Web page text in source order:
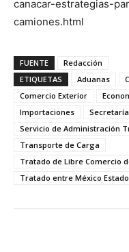
canacar-estrategias-
camiones.html
FUENTE
Redacción
ETIQUETAS
Aduanas
Comercio Exterior
Importaciones
Servicio de Administración
Transporte de Carga
Tratado de Libre Comercio
Tratado entre México